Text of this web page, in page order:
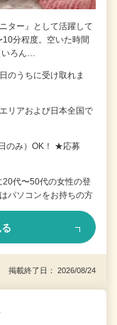
ター』として活躍して
10分程度。空いた時間
いろん…
うちに受け取れま
リアおよび日本全国で
のみ）OK！ ★応募
代〜50代の女性の登
ソコンをお持ちの方
掲載終了日： 2026/08/24